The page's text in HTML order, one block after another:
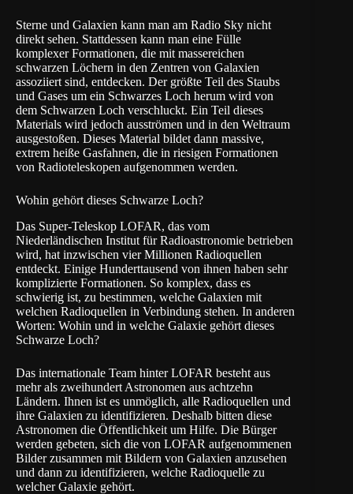
Sterne und Galaxien kann man am Radio Sky nicht
direkt sehen. Stattdessen kann man eine Fülle
komplexer Formationen, die mit massereichen
schwarzen Löchern in den Zentren von Galaxien
assoziiert sind, entdecken. Der größte Teil des Staubs
und Gases um ein Schwarzes Loch herum wird von
dem Schwarzen Loch verschluckt. Ein Teil dieses
Materials wird jedoch ausströmen und in den Weltraum
ausgestoßen. Dieses Material bildet dann massive,
extrem heiße Gasfahnen, die in riesigen Formationen
von Radioteleskopen aufgenommen werden.
Wohin gehört dieses Schwarze Loch?
Das Super-Teleskop LOFAR, das vom
Niederländischen Institut für Radioastronomie betrieben
wird, hat inzwischen vier Millionen Radioquellen
entdeckt. Einige Hunderttausend von ihnen haben sehr
komplizierte Formationen. So komplex, dass es
schwierig ist, zu bestimmen, welche Galaxien mit
welchen Radioquellen in Verbindung stehen. In anderen
Worten: Wohin und in welche Galaxie gehört dieses
Schwarze Loch?
Das internationale Team hinter LOFAR besteht aus
mehr als zweihundert Astronomen aus achtzehn
Ländern. Ihnen ist es unmöglich, alle Radioquellen und
ihre Galaxien zu identifizieren. Deshalb bitten diese
Astronomen die Öffentlichkeit um Hilfe. Die Bürger
werden gebeten, sich die von LOFAR aufgenommenen
Bilder zusammen mit Bildern von Galaxien anzusehen
und dann zu identifizieren, welche Radioquelle zu
welcher Galaxie gehört.